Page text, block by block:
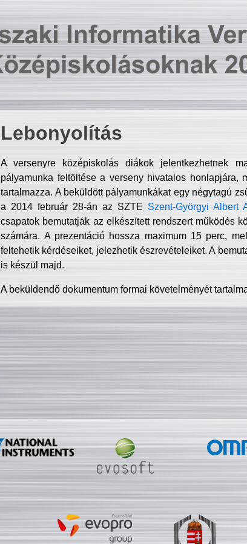
Lebonyolítás
A versenyre középiskolás diákok jelentkezhetnek
pályamunka feltöltése a verseny hivatalos
tartalmazza. A beküldött pályamunkákat egy négytagú
a 2014 február 28-án az SZTE Szent-Györgyi Albert
csapatok bemutatják az elkészített rendszert működés
számára. A prezentáció hossza maximum 15 perc,
feltehetik kérdéseiket, jelezhetik észrevételeiket. A
is készül majd.
A beküldendő dokumentum formai követelményét